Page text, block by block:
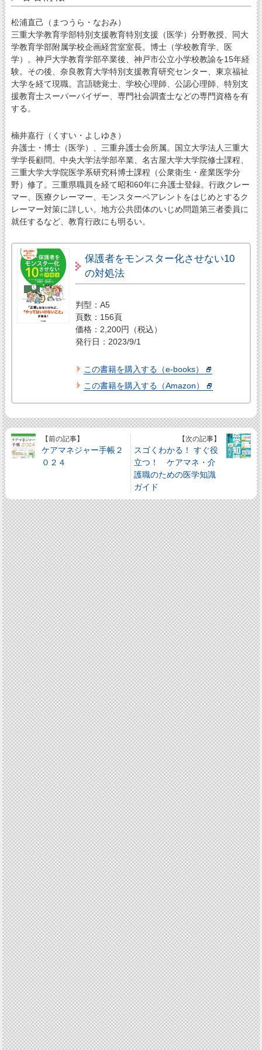
松浦直己（まつうら・なおみ）
三重大学教育学部特別支援教育特別支援（医学）分野教授、同大
学教育学部附属学校企画経営室室長。博士（学校教育学、医
学）。神戸大学教育学部卒業後、神戸市公立小学校教諭を15年経
験。その後、奈良教育大学特別支援教育研究センター、東京福祉
大学を経て現職。言語聴覚士、学校心理師、公認心理師、特別支
援教育士スーパーバイザー、専門社会調査士などの専門資格を有
する。
楠井嘉行（くすい・よしゆき）
弁護士・博士（医学）、三重弁護士会所属。国立大学法人三重大
学学長顧問。中央大学法学部卒業、名古屋大学大学院修士課程、
三重大学大学院医学系研究科博士課程（公衆衛生・産業医学分
野）修了。三重県職員を経て昭和60年に弁護士登録。行政クレー
マー、医療クレーマー、モンスターペアレントをはじめとするク
レーマー対策に詳しい。地方公共団体のいじめ問題第三者委員に
就任するなど、教育行政にも明るい。
保護者をモンスター化させない10
の対処法
判型：A5
頁数：156頁
価格：2,200円（税込）
発行日：2023/9/1
この書籍を購入する（e-books）
この書籍を購入する（Amazon）
【前の記事】
ケアマネジャー手帳２
０２４
【次の記事】
スゴくわかる！ すぐ役
立つ！ ケアマネ・介
護職のための医学知識
ガイド